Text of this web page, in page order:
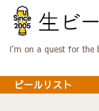
I'm on a quest for the
ビールリスト